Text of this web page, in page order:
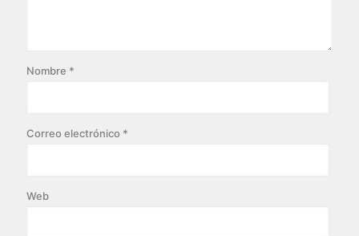
Nombre *
Correo electrónico *
Web